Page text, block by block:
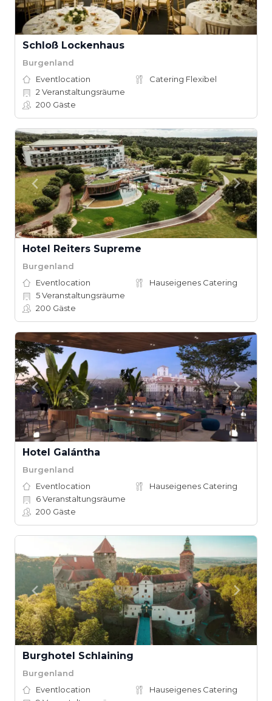
Schloß Lockenhaus
Burgenland
Eventlocation
Catering Flexibel
2 Veranstaltungsräume
200 Gäste
Hotel Reiters Supreme
Burgenland
Eventlocation
Hauseigenes Catering
5Veranstaltungsräume
200 Gäste
Hotel Galántha
Burgenland
Eventlocation
Hauseigenes Catering
6Veranstaltungsräume
200 Gäste
Burghotel Schlaining
Burgenland
Eventlocation
Hauseigenes Catering